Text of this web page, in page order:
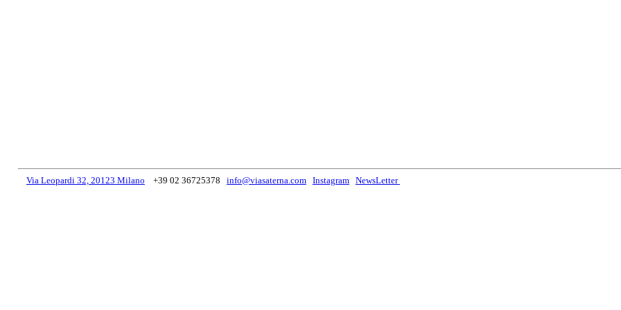
Via Leopardi 32, 20123 Milano +39 02 36725378 info@viasaterna.com Instagram NewsLetter